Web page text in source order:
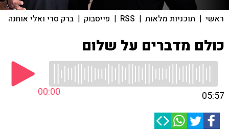
ראשי | תוכניות מלאות |
RSS
| פייסבוק | ברק סרי ואלי אוחנה
כולם מדברים על שלום
00:00 05:57